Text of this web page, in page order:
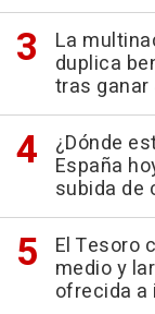
La
duplica
tras ganar
¿Dónde
España
subida de
El Tesoro
medio y
ofrecida a